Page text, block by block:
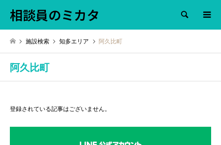
相談員のミカタ 検索
施設検索 知多エリア 阿久比町
阿久比町
登録されている記事はございません。